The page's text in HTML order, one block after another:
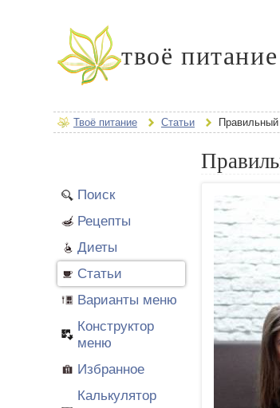
твоё питание
Твоё питание Статьи
Поиск
Рецепты
Диеты
Статьи
Варианты меню
Конструктор
меню
Избранное
Калькулятор